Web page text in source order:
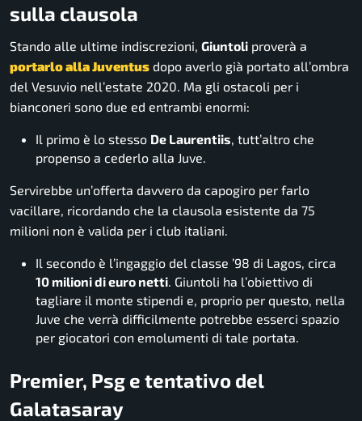
sulla clausola
Stando alle ultime indiscrezioni, Giuntoli proverà a
portarlo alla Juventus dopo averlo già portato all’ombra
del Vesuvio nell’estate 2020. Ma gli ostacoli per i
bianconeri sono due ed entrambi enormi:
Il primo è lo stesso De Laurentiis , tutt’altro che
propenso a cederlo alla Juve.
Servirebbe un’offerta davvero da capogiro per farlo
vacillare, ricordando che la clausola esistente da 75
milioni non è valida per i club italiani.
Il secondo è l’ingaggio del classe ’98 di Lagos, circa
10 milioni di euro netti . Giuntoli ha l’obiettivo di
tagliare il monte stipendi e, proprio per questo, nella
Juve che verrà difficilmente potrebbe esserci spazio
per giocatori con emolumenti di tale portata.
Premier, Psg e tentativo del
Galatasaray